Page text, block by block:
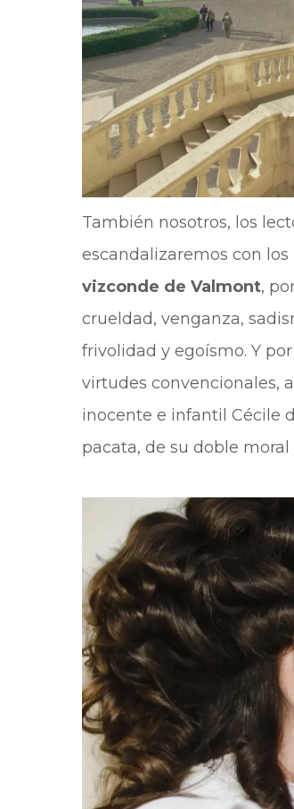
También nosotros, los
escandalizaremos con los
vizconde de Valmont,
crueldad, venganza,
frivolidad y egoísmo. Y
virtudes convencionales,
inocente e infantil Cécile
pacata, de su doble